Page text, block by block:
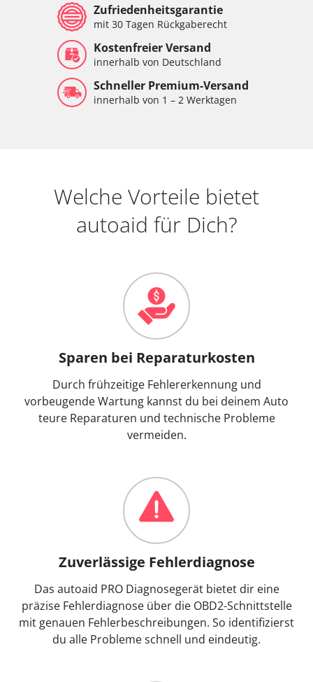
Zufriedenheitsgarantie
mit 30 Tagen Rückgaberecht
Kostenfreier Versand
innerhalb von Deutschland
Schneller Premium-Versand
innerhalb von 1 – 2 Werktagen
Welche Vorteile bietet
autoaid für Dich?
Sparen bei Reparaturkosten
Durch frühzeitige Fehlererkennung und
vorbeugende Wartung kannst du bei deinem Auto
teure Reparaturen und technische Probleme
vermeiden.
Zuverlässige Fehlerdiagnose
Das autoaid PRO Diagnosegerät bietet dir eine
präzise Fehlerdiagnose über die OBD2-Schnittstelle
mit genauen Fehlerbeschreibungen. So identifizierst
du alle Probleme schnell und eindeutig.